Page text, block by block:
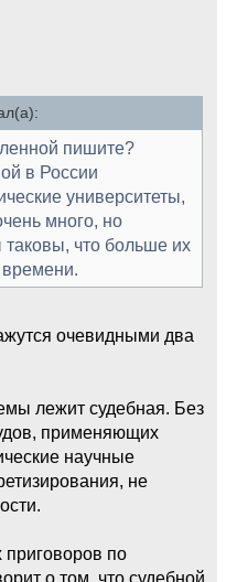
пишите?
в России
университеты,
много, но
что больше их
очевидными два
лежит судебная. Без
применяющих
научные
не
приговоров по
о том, что судебной